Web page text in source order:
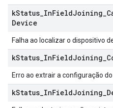
kStatus InFieldJoining
Device
Falha ao localizar o dispositivo
kStatus InFieldJoining
Erro ao extrair a configuração
kStatus InFieldJoining